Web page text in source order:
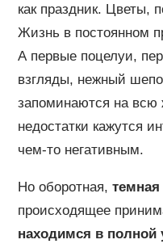
как праздник. Цветы,
Жизнь в постоянном
А первые поцелуи,
взгляды, нежный
запоминаются на всю
недостатки кажутся
чем-то негативным.
Но оборотная,
происходящее
находимся в полной